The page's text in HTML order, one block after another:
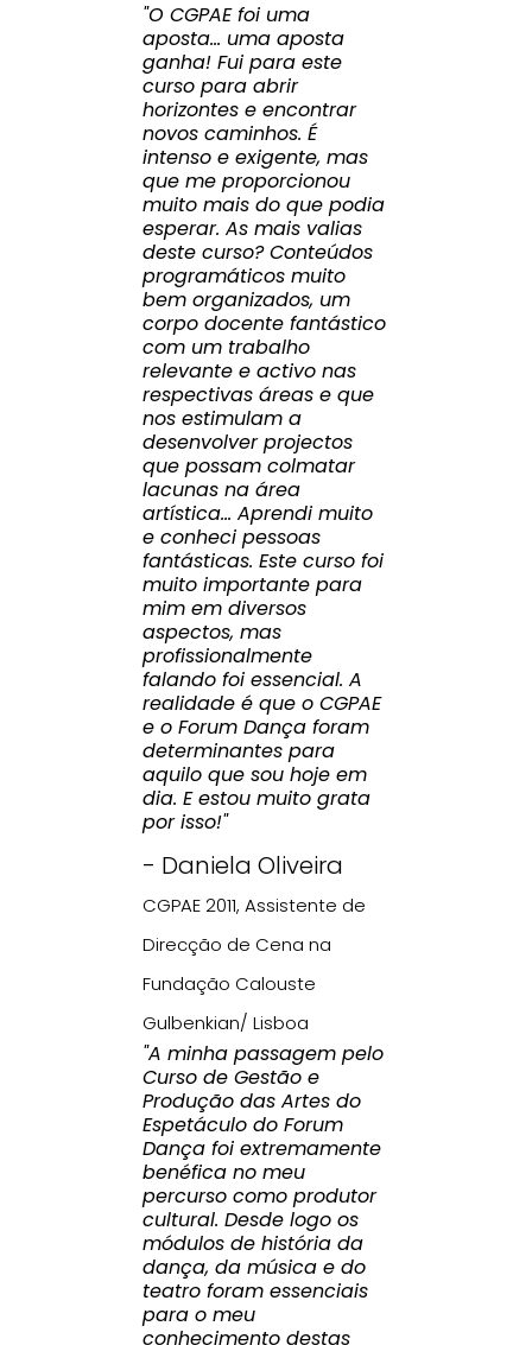
"O CGPAE foi uma
aposta... uma aposta
ganha! Fui para este
curso para abrir
horizontes e encontrar
novos caminhos. É
intenso e exigente, mas
que me proporcionou
muito mais do que podia
esperar. As mais valias
deste curso? Conteúdos
programáticos muito
bem organizados, um
corpo docente fantástico
com um trabalho
relevante e activo nas
respectivas áreas e que
nos estimulam a
desenvolver projectos
que possam colmatar
lacunas na área
artística... Aprendi muito
e conheci pessoas
fantásticas. Este curso foi
muito importante para
mim em diversos
aspectos, mas
profissionalmente
falando foi essencial. A
realidade é que o CGPAE
e o Forum Dança foram
determinantes para
aquilo que sou hoje em
dia. E estou muito grata
por isso!"
- Daniela Oliveira
CGPAE 2011, Assistente de
Direcção de Cena na
Fundação Calouste
Gulbenkian/ Lisboa
"A minha passagem pelo
Curso de Gestão e
Produção das Artes do
Espetáculo do Forum
Dança foi extremamente
benéfica no meu
percurso como produtor
cultural. Desde logo os
módulos de história da
dança, da música e do
teatro foram essenciais
para o meu
conhecimento destas